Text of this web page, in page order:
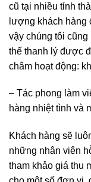
cũ tại nhiều tỉnh
lượng khách hàng
vậy chúng tôi
thể thanh lý được
châm hoạt động:
– Tác phong làm
hàng nhiệt tình và
Khách hàng sẽ
những nhân viên
tham khảo giá thu